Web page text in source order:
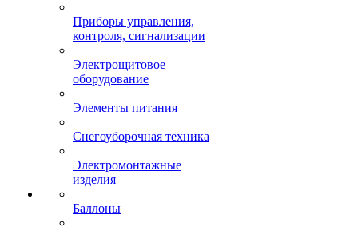
Приборы управления,
контроля, сигнализации
Электрощитовое
оборудование
Элементы питания
Снегоуборочная техника
Электромонтажные
изделия
Баллоны